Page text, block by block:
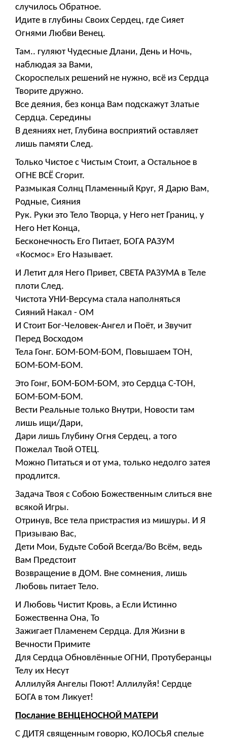
случилось Обратное.
Идите в глубины Своих Сердец, где Сияет
Огнями Любви Венец.
Там.. гуляют Чудесные Длани, День и Ночь,
наблюдая за Вами,
Скороспелых решений не нужно, всё из Сердца
Творите дружно.
Все деяния, без конца Вам подскажут Златые
Сердца. Середины
В деяниях нет, Глубина восприятий оставляет
лишь памяти След.
Только Чистое с Чистым Стоит, а Остальное в
ОГНЕ ВСЁ Сгорит.
Размыкая Солнц Пламенный Круг, Я Дарю Вам,
Родные, Сияния
Рук. Руки это Тело Творца, у Него нет Границ, у
Него Нет Конца,
Бесконечность Его Питает, БОГА РАЗУМ
«Космос» Его Называет.
И Летит для Него Привет, СВЕТА РАЗУМА в Теле
плоти След.
Чистота УНИ-Версума стала наполняться
Сияний Накал - ОМ
И Стоит Бог-Человек-Ангел и Поёт, и Звучит
Перед Восходом
Тела Гонг. БОМ-БОМ-БОМ, Повышаем ТОН,
БОМ-БОМ-БОМ.
Это Гонг, БОМ-БОМ-БОМ, это Сердца С-ТОН,
БОМ-БОМ-БОМ.
Вести Реальные только Внутри, Новости там
лишь ищи/Дари,
Дари лишь Глубину Огня Сердец, а того
Пожелал Твой ОТЕЦ.
Можно Питаться и от ума, только недолго затея
продлится.
Задача Твоя с Собою Божественным слиться вне
всякой Игры.
Отринув, Все тела пристрастия из мишуры. И Я
Призываю Вас,
Дети Мои, Будьте Собой Всегда/Во Всём, ведь
Вам Предстоит
Возвращение в ДОМ. Вне сомнения, лишь
Любовь питает Тело.
И Любовь Чистит Кровь, а Если Истинно
Божественна Она, То
Зажигает Пламенем Сердца. Для Жизни в
Вечности Примите
Для Сердца Обновлённые ОГНИ, Протуберанцы
Телу их Несут
Аллилуйя Ангелы Поют! Аллилуйя! Сердце
БОГА в том Ликует!
Послание ВЕНЦЕНОСНОЙ МАТЕРИ
С ДИТЯ священным говорю, КОЛОСЬЯ спелые